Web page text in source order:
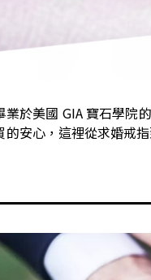
業於美國 GIA 寶石學院
的安心，這裡從求婚戒